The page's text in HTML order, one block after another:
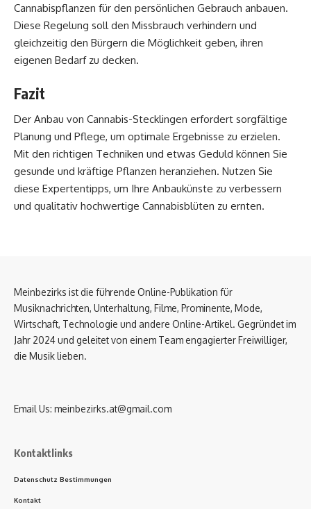
Cannabispflanzen für den persönlichen Gebrauch anbauen.
Diese Regelung soll den Missbrauch verhindern und
gleichzeitig den Bürgern die Möglichkeit geben, ihren
eigenen Bedarf zu decken.
Fazit
Der Anbau von Cannabis-Stecklingen erfordert sorgfältige
Planung und Pflege, um optimale Ergebnisse zu erzielen.
Mit den richtigen Techniken und etwas Geduld können Sie
gesunde und kräftige Pflanzen heranziehen. Nutzen Sie
diese Expertentipps, um Ihre Anbaukünste zu verbessern
und qualitativ hochwertige Cannabisblüten zu ernten.
Meinbezirks ist die führende Online-Publikation für
Musiknachrichten, Unterhaltung, Filme, Prominente, Mode,
Wirtschaft, Technologie und andere Online-Artikel. Gegründet im
Jahr 2024 und geleitet von einem Team engagierter Freiwilliger,
die Musik lieben.
Email Us: meinbezirks.at@gmail.com
Kontaktlinks
Datenschutz Bestimmungen
Kontakt